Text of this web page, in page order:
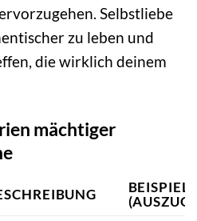
Selbstliebe
zu leben und
die wirklich deinem
mächtiger
(AUSZUG)